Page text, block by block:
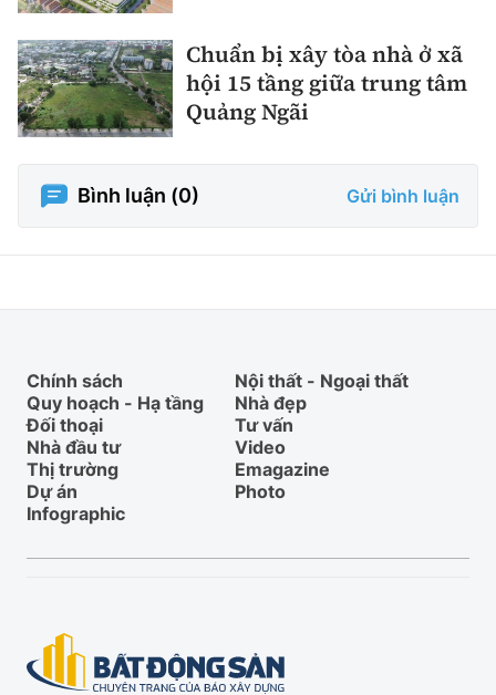
Chuẩn bị xây tòa nhà ở xã
hội 15 tầng giữa trung tâm
Quảng Ngãi
Bình luận (0) Gửi bình luận
Chính sách
Nội thất - Ngoại thất
Quy hoạch - Hạ tầng
Nhà đẹp
Đối thoại
Tư vấn
Nhà đầu tư
Video
Thị trường
Emagazine
Dự án
Photo
Infographic